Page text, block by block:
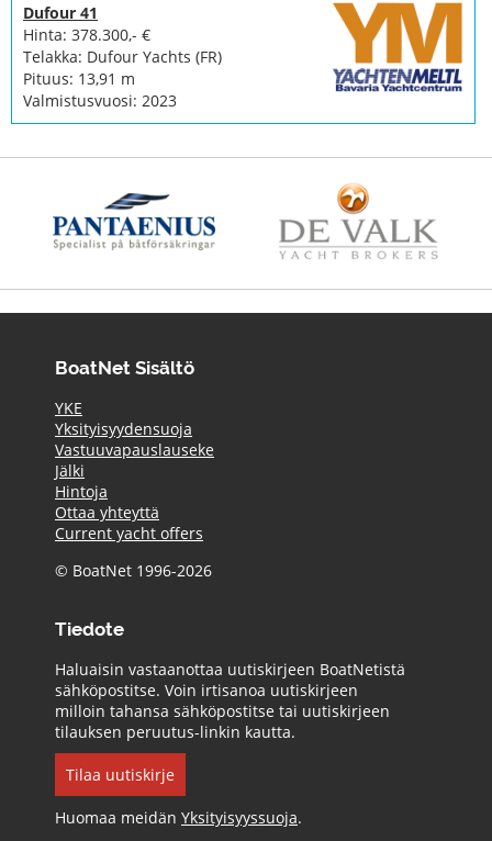
Dufour 41
Hinta: 378.300,- €
Telakka: Dufour Yachts (FR)
Pituus: 13,91 m
Valmistusvuosi: 2023
BoatNet Sisältö
YKE
Yksityisyydensuoja
Vastuuvapauslauseke
Jälki
Hintoja
Ottaa yhteyttä
Current yacht offers
© BoatNet 1996-2026
Tiedote
Haluaisin vastaanottaa uutiskirjeen BoatNetistä
sähköpostitse. Voin irtisanoa uutiskirjeen
milloin tahansa sähköpostitse tai uutiskirjeen
tilauksen peruutus-linkin kautta.
Tilaa uutiskirje
Huomaa meidän Yksityisyyssuoja.